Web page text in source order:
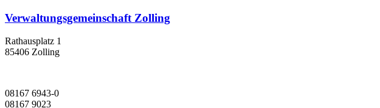
Verwaltungsgemeinschaft Zolling
Rathausplatz 1
85406 Zolling
08167 6943-0
08167 9023